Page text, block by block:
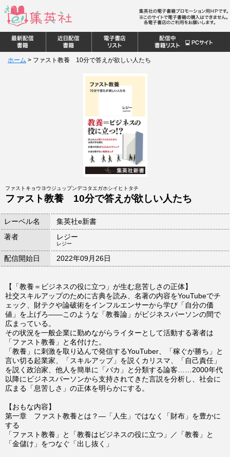
ホーム > ファスト教養 10分で答えが欲しい人たち
ファストキョウヨウジュップンデコタエガホシイヒトタチ
ファスト教養 10分で答えが欲しい人たち
レーベル名
集英社e新書
著者
レジー
レジー
配信開始日 2022年09月26日
【「教養＝ビジネスの役に立つ」が生む息苦しさの正体】
社交スキルアップのために古典を読み、名著の内容をYouTubeでチ
ェック、財テクや論破術をインフルエンサーから学び「自分の価
値」を上げろ――このような「教養論」がビジネスパーソンの間で
広まっている。
その状況を一般企業に勤めながらライターとして活動する著者は
「ファスト教養」と名付けた。
「教養」に刺激を取り込んで発信するYouTuber、「稼ぐが勝ち」と
言い切る起業家、「スキルアップ」を説くカリスマ、「自己責任」
を説く政治家、他人を簡単に「バカ」と分類する論客……2000年代
以降にビジネスパーソンから支持されてきた言説を分析し、社会に
広まる「息苦しさ」の正体を明らかにする。
【おもな内容】
第一章 ファスト教養とは？―「人生」ではなく「財布」を豊かに
する
「ファスト教養」と「教養はビジネスの役に立つ」／「教養」と
「金儲け」をつなぐ「出し抜く」